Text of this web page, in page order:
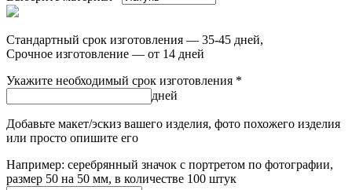
Стандартный срок изготовления — 35-45 дней,
Срочное изготовление — от 14 дней
Укажите необходимый срок изготовления *
дней
Добавьте макет/эскиз вашего изделия, фото похожего изделия
или просто опишите его
Например: серебрянный значок с портретом по фотографии,
размер 50 на 50 мм, в количестве 100 штук